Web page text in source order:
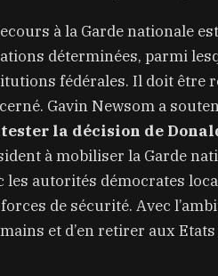
à la Garde nationale
déterminées, parmi
fédérales. Il doit être
Gavin Newsom a
la décision de
à mobiliser la Garde
les autorités démocrates
de sécurité. Avec
et d’en retirer aux